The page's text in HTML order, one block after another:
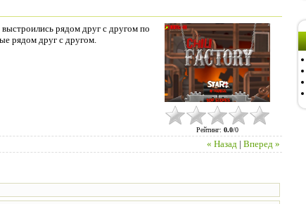
рядом друг с другом по
рядом друг с другом.
Рейтинг: 0.0/0
« Назад | Вперед »